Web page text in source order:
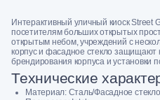
Интерактивный уличный киоск Street
посетителям больших открытых
открытым небом, учреждений с
корпус и фасадное стекло защищают
брендирования корпуса и установки
Технические
Материал: Сталь/Фасадное